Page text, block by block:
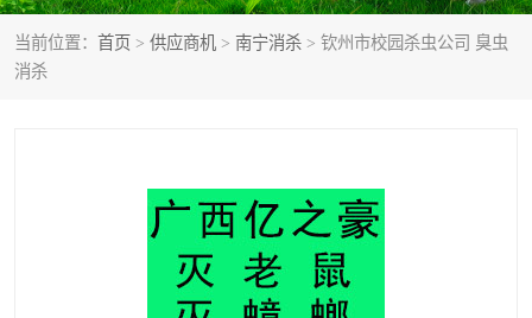
当前位置： 首页 > 供应商机 > 南宁消杀 > 钦州市校园杀虫公司 臭虫
消杀
南宁除虫公司